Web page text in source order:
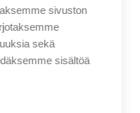
sivuston
sekä
sisältöä